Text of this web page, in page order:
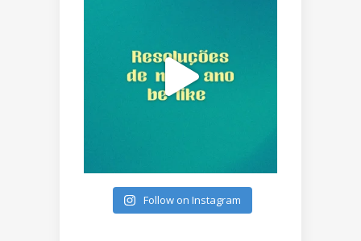
Follow on Instagram